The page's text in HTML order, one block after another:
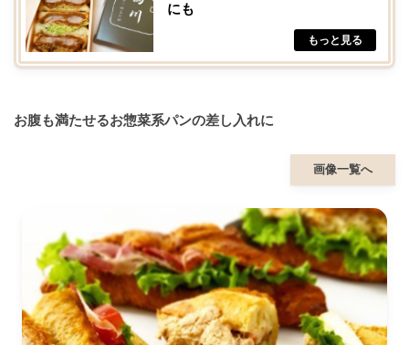
にも
お腹も満たせるお惣菜系パンの差し入れに
画像一覧へ